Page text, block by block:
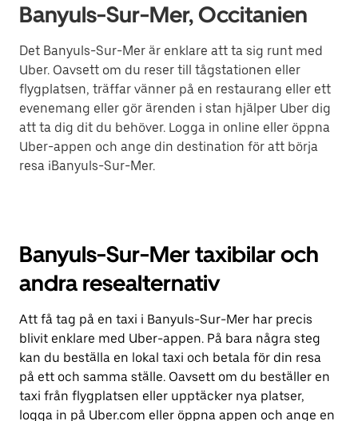
Banyuls-Sur-Mer, Occitanien
Det Banyuls-Sur-Mer är enklare att ta sig runt med
Uber. Oavsett om du reser till tågstationen eller
flygplatsen, träffar vänner på en restaurang eller ett
evenemang eller gör ärenden i stan hjälper Uber dig
att ta dig dit du behöver. Logga in online eller öppna
Uber-appen och ange din destination för att börja
resa iBanyuls-Sur-Mer.
Banyuls-Sur-Mer taxibilar och
andra resealternativ
Att få tag på en taxi i Banyuls-Sur-Mer har precis
blivit enklare med Uber-appen. På bara några steg
kan du beställa en lokal taxi och betala för din resa
på ett och samma ställe. Oavsett om du beställer en
taxi från flygplatsen eller upptäcker nya platser,
logga in på Uber.com eller öppna appen och ange en